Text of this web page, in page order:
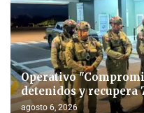
Operativo
detenidos y recupera
agosto 6, 2026